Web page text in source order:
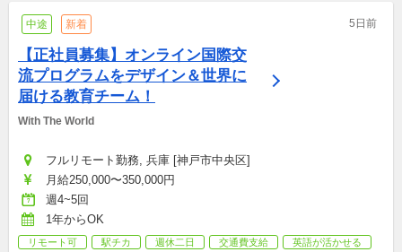
中途 新着 5日前
【正社員募集】オンライン国際交
流プログラムをデザイン＆世界に
届ける教育チーム！
With The World
フルリモート勤務, 兵庫 [神戸市中央区]
月給250,000〜350,000円
週4~5回
1年からOK
リモート可 駅チカ 週休二日 交通費支給 英語が活かせる